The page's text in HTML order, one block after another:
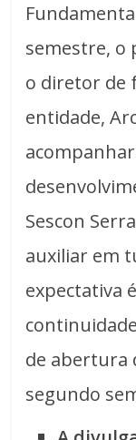
semestre, o
o diretor de
entidade,
Sescon
auxiliar em
expectativa
de abertura
segundo